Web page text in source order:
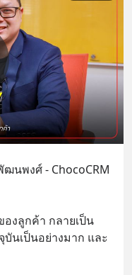
นพงศ์ - ChocoCRM
งลูกค้า กลายเป็น
นเป็นอย่างมาก และ